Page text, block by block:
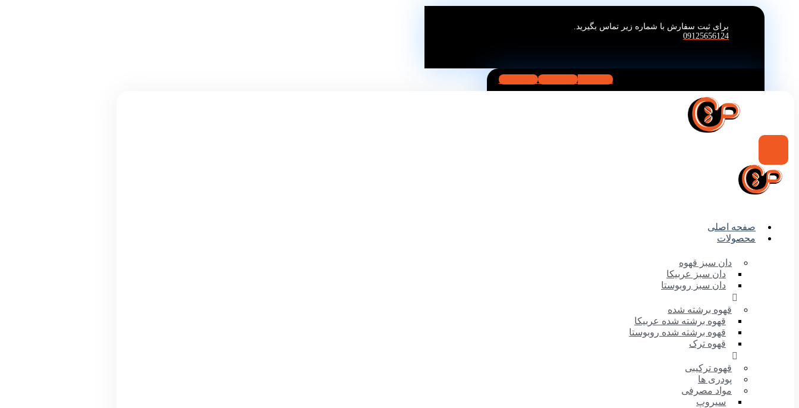
برای ثبت سفارش با شماره زیر تماس بگیرید.
09125656124
Instagram Whatsapp Telegram
صفحه اصلی
محصولات
دان سبز قهوه
دان سبز عربیکا
دان سبز روبوستا
قهوه برشته شده
قهوه برشته شده عربیکا
قهوه برشته شده روبوستا
قهوه ترک
قهوه ترکیبی
پودری ها
مواد مصرفی
سیروپ